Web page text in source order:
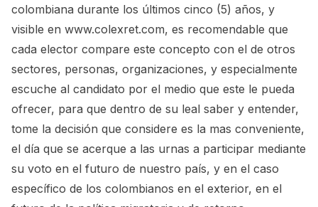
colombiana durante los últimos cinco (5) años, y
visible en www.colexret.com, es recomendable que
cada elector compare este concepto con el de otros
sectores, personas, organizaciones, y especialmente
escuche al candidato por el medio que este le pueda
ofrecer, para que dentro de su leal saber y entender,
tome la decisión que considere es la mas conveniente,
el día que se acerque a las urnas a participar mediante
su voto en el futuro de nuestro país, y en el caso
específico de los colombianos en el exterior, en el